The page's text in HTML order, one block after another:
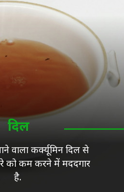
वाला कर्क्यूमिन दिल से
को कम करने में मददगार
है.
दिल